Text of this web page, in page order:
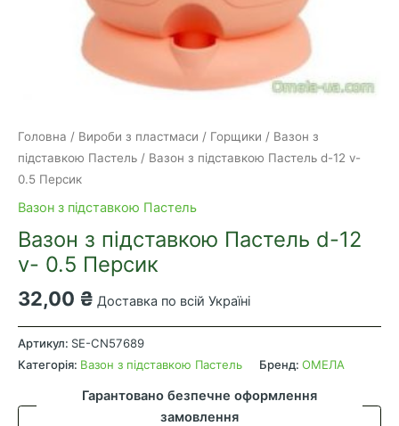
Головна / Вироби з пластмаси / Горщики / Вазон з
підставкою Пастель / Вазон з підставкою Пастель d-12 v-
0.5 Персик
Вазон з підставкою Пастель
Вазон з підставкою Пастель d-12
v- 0.5 Персик
32,00 ₴ Доставка по всій Україні
Вазон
з
підставкою
d-
Артикул: SE-CN57689
Категорія: Вазон з підставкою Пастель Бренд: ОМЕЛА
Гарантовано безпечне оформлення
замовлення